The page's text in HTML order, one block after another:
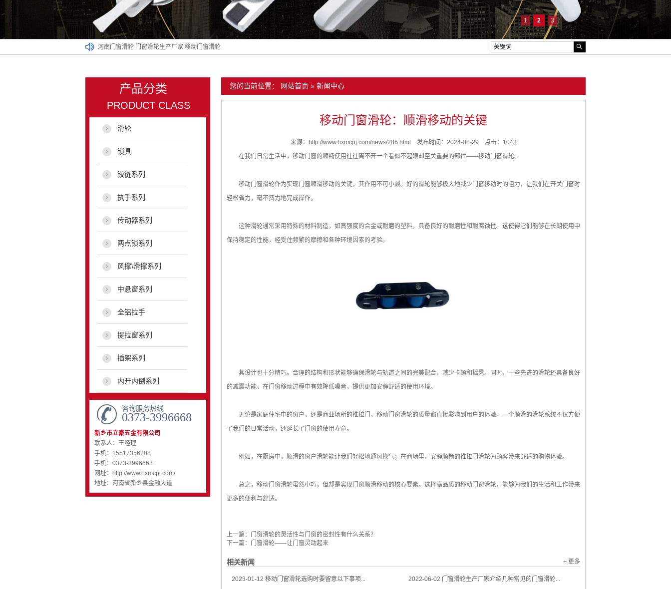
1 2 3
河南门窗滑轮 门窗滑轮生产厂家 移动门窗滑轮
您的当前位置： 网站首页 » 新闻中心
移动门窗滑轮：顺滑移动的关键
来源： http://www.hxmcpj.com/news/286.html 发布时间：2024-08-29
点击：1043
在我们日常生活中，移动门窗的顺畅使用往往离不开一个看似不起眼却至关重要的部件——移动门窗滑轮。
移动门窗滑轮作为实现门窗顺滑移动的关键，其作用不可小觑。好的滑轮能够极大地减少门窗移动时的阻力，让我们在开关门窗时
轻松省力，毫不费力地完成操作。
这种滑轮通常采用特殊的材料制造，如高强度的合金或耐磨的塑料，具备良好的耐磨性和耐腐蚀性。这使得它们能够在长期使用中
保持稳定的性能，经受住频繁的摩擦和各种环境因素的考验。
其设计也十分精巧。合理的结构和形状能够确保滑轮与轨道之间的完美配合，减少卡顿和摇晃。同时，一些先进的滑轮还具备良好
的减震功能，在门窗移动过程中有效降低噪音，提供更加安静舒适的使用环境。
无论是家庭住宅中的窗户，还是商业场所的推拉门，移动门窗滑轮的质量都直接影响到用户的体验。一个顺滑的滑轮系统不仅方便
了我们的日常活动，还延长了门窗的使用寿命。
例如，在厨房中，顺滑的窗户滑轮能让我们轻松地通风换气；在商场里，安静顺畅的推拉门滑轮为顾客带来舒适的购物体验。
总之，移动门窗滑轮虽然小巧，但却是实现门窗顺滑移动的核心要素。选择高品质的移动门窗滑轮，能够为我们的生活和工作带来
更多的便利与舒适。
上一篇： 门窗滑轮的灵活性与门窗的密封性有什么关系？
下一篇： 门窗滑轮——让门窗灵动起来
相关新闻 + 更多
2023-01-12 移动门窗滑轮选购时要留意以下事项... 2022-06-02 门窗滑轮生产厂家介绍几种常见的门窗滑轮...
产品分类
PRODUCT CLASS
滑轮
锁具
铰链系列
执手系列
传动器系列
两点锁系列
风撑\滑撑系列
中悬窗系列
全铝拉手
提拉窗系列
插架系列
内开内倒系列
咨询服务热线
0373-3996668
新乡市立豪五金有限公司
联系人：王经理
手机：15517356288
手机：0373-3996668
网址：
http://www.hxmcpj.com/
地址：河南省新乡县金融大道